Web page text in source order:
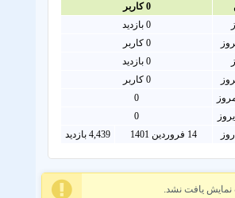
0کاربر
0بازدید
0 کاربر
0 بازدید
0 کاربر
0
0
14 فروردین 1401 4,439 بازدید
یافت نشد.